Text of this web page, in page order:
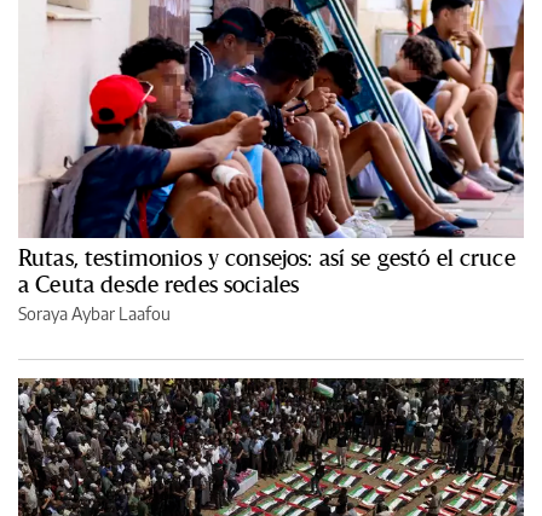
Rutas, testimonios y consejos: así se gestó el cruce
a Ceuta desde redes sociales
Soraya Aybar Laafou